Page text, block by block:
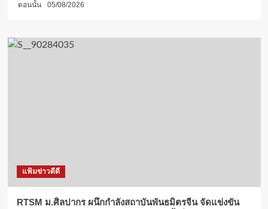
ตอนนั้น 05/08/2026
แฟ้มข่าวดีดี
RTSM ม.ศิลปากร ผนึกกำลังสถาบันพันธมิตรจีน จัดแข่งขัน